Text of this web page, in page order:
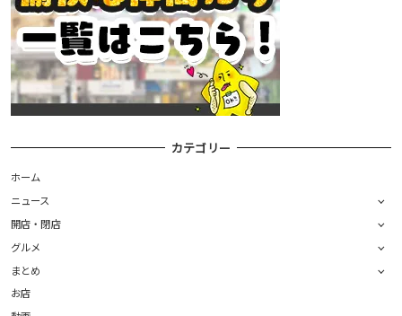
カテゴリー
ホーム
ニュース
開店・閉店
グルメ
まとめ
お店